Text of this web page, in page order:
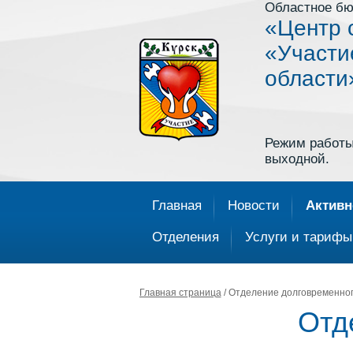
Областное
«Центр
Режим
выходной.
Главная Новости
Отделения Услуги и тарифы
Главная страница/ Отделение